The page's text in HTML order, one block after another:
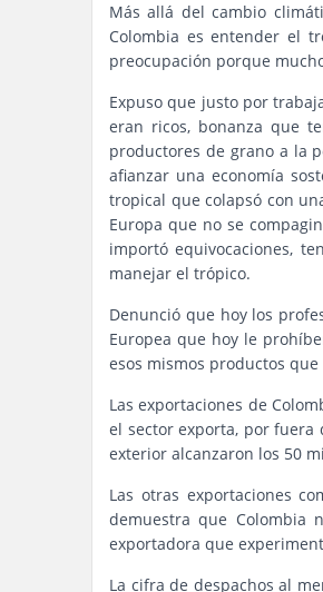
Más allá del cambio
Colombia es entender el
preocupación porque
Expuso que justo por
eran ricos, bonanza que
productores de grano a la
afianzar una economía
tropical que colapsó con
Europa que no se
importó equivocaciones,
manejar el trópico.
Denunció que hoy los
Europea que hoy le
esos mismos productos que
Las exportaciones de
el sector exporta, por fuera
exterior alcanzaron los 50
Las otras exportaciones
demuestra que
exportadora que
La cifra de despachos al